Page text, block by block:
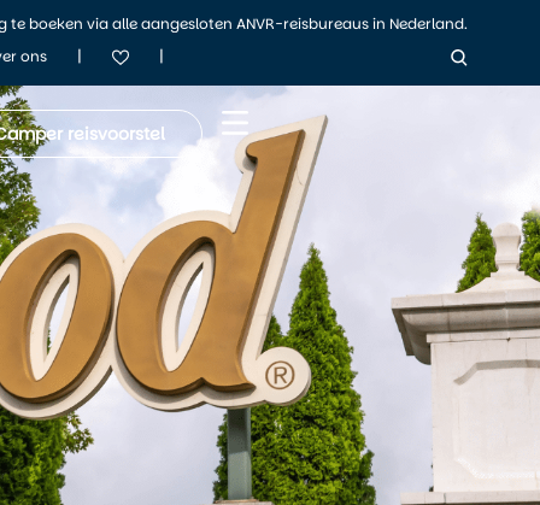
te boeken via alle aangesloten ANVR-reisbureaus in Nederland.
ons | |
reisvoorstel